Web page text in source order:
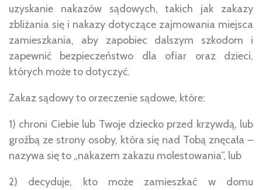
uzyskanie nakazów sądowych, takich jak zakazy
zbliżania się i nakazy dotyczące zajmowania miejsca
zamieszkania, aby zapobiec dalszym szkodom i
zapewnić bezpieczeństwo dla ofiar oraz dzieci,
których może to dotyczyć.
Zakaz sądowy to orzeczenie sądowe, które:
1) chroni Ciebie lub Twoje dziecko przed krzywdą, lub
groźbą ze strony osoby, która się nad Tobą znęcała –
nazywa się to „nakazem zakazu molestowania”, lub
2) decyduje, kto może zamieszkać w domu